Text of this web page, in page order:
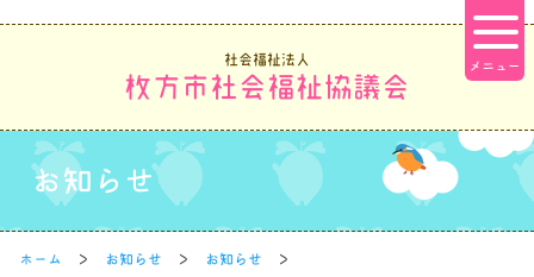
社会福祉法人
枚方市社会福祉協議会
お知らせ
ホーム お知らせ
お知らせ